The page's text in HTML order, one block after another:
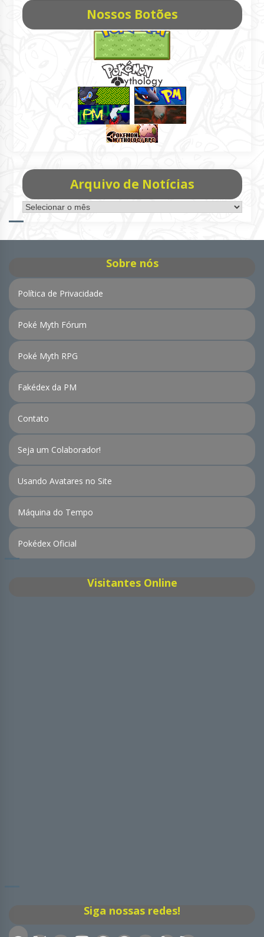
Nossos Botões
Arquivo de Notícias
Arquivo
de
Sobre nós
Política de Privacidade
Poké Myth Fórum
Poké Myth RPG
Fakédex da PM
Contato
Seja um Colaborador!
Usando Avatares no Site
Máquina do Tempo
Pokédex Oficial
Visitantes Online
Siga nossas redes!